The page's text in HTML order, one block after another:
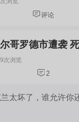
评论
哥罗德市遭袭
次浏览
2
太坏了，谁允许你